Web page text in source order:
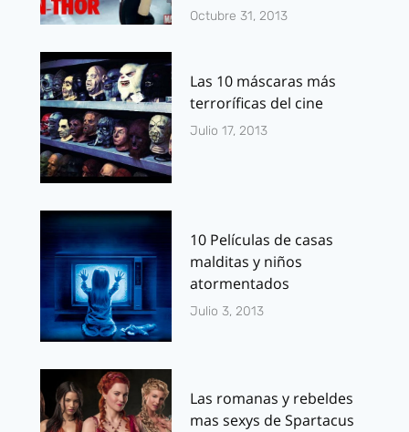
Octubre 31, 2013
Las 10 máscaras más
terroríficas del cine
Julio 17, 2013
10 Películas de casas
malditas y niños
atormentados
Julio 3, 2013
Las romanas y rebeldes
mas sexys de Spartacus